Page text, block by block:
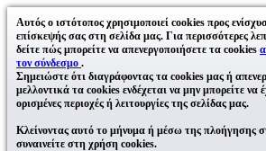
Αυτός ο ιστότοπος χρησιμοποιεί cookies προς
επίσκεψής σας στη σελίδα μας. Για περισσότερες
δείτε πώς μπορείτε να απενεργοποιήσετε τα cookies
τον σύνδεσμο .
Σημειώστε ότι διαγράφοντας τα cookies μας ή
μελλοντικά τα cookies ενδέχεται να μην μπορείτε να
ορισμένες περιοχές ή λειτουργίες της σελίδας μας.
Κλείνοντας αυτό το μήνυμα ή μέσω της πλοήγησης
συναινείτε στη χρήση cookies.